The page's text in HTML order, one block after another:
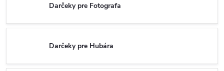
Darčeky pre Fotografa
Darčeky pre Hubára